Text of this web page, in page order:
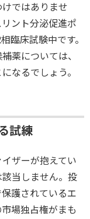
ではありませ
ント分泌促進ポ
臨床試験中です。
薬については、
なるでしょう。
試練
ザーが抱えてい
当しません。投
護されているエ
場独占権がまも